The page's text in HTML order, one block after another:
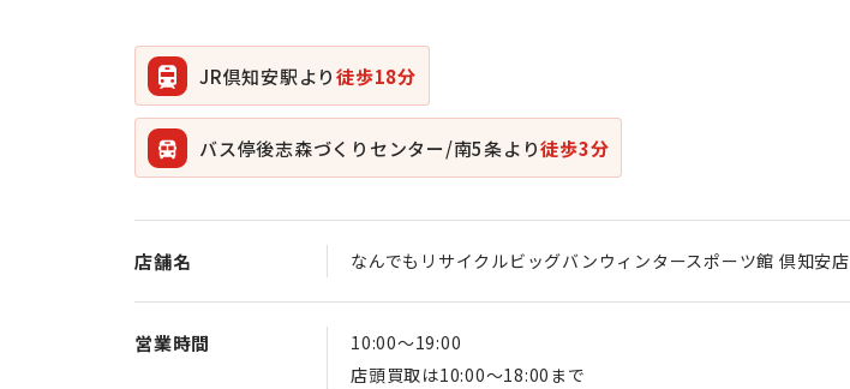
JR倶知安駅より徒歩18分
バス停後志森づくりセンター/南5条より徒歩3分
店舗名 なんでもリサイクルビッグバンウィンタースポーツ館 倶知安店
営業時間
10:00〜19:00
店頭買取は10:00〜18:00まで